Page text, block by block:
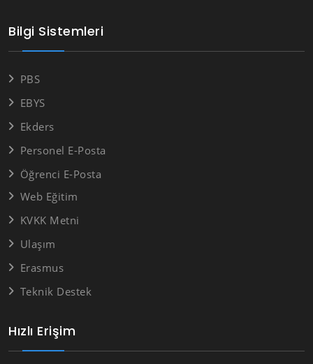
Hızlı Erişim
Bilgi Sistemleri
PBS
EBYS
Ekders
Personel E-Posta
Öğrenci E-Posta
Web Eğitim
KVKK Metni
Ulaşım
Erasmus
Teknik Destek